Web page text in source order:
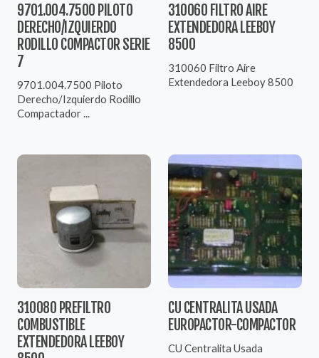
9701.004.7500 PILOTO
DERECHO/IZQUIERDO
RODILLO COMPACTOR SERIE
7
9701.004.7500 Piloto
Derecho/Izquierdo Rodillo
Compactador ...
310060 FILTRO AIRE
EXTENDEDORA LEEBOY
8500
310060 Filtro Aire
Extendedora Leeboy 8500
310080 PREFILTRO
COMBUSTIBLE
EXTENDEDORA LEEBOY
CU CENTRALITA USADA
EUROPACTOR-COMPACTOR
CU Centralita Usada